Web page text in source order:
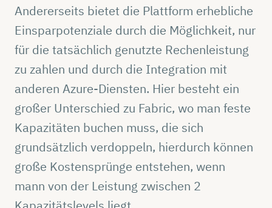
Andererseits bietet die Plattform erhebliche
Einsparpotenziale durch die Möglichkeit, nur
für die tatsächlich genutzte Rechenleistung
zu zahlen und durch die Integration mit
anderen Azure-Diensten. Hier besteht ein
großer Unterschied zu Fabric, wo man feste
Kapazitäten buchen muss, die sich
grundsätzlich verdoppeln, hierdurch können
große Kostensprünge entstehen, wenn
mann von der Leistung zwischen 2